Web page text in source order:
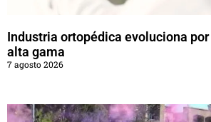
Industria ortopédica evoluciona
alta gama
7 agosto 2026